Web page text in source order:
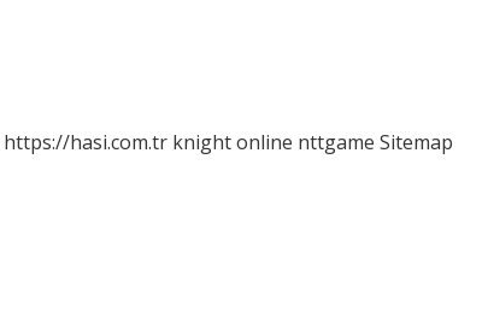
https://hasi.com.tr knight online nttgame Sitemap